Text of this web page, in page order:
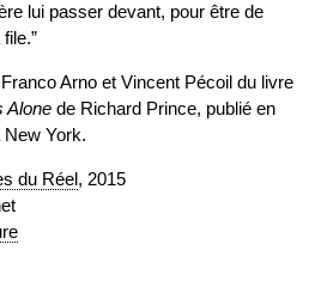
lui passer devant, pour être de
Arno et Vincent Pécoil du livre
Alone de Richard Prince, publié en
New York.
du Réel, 2015